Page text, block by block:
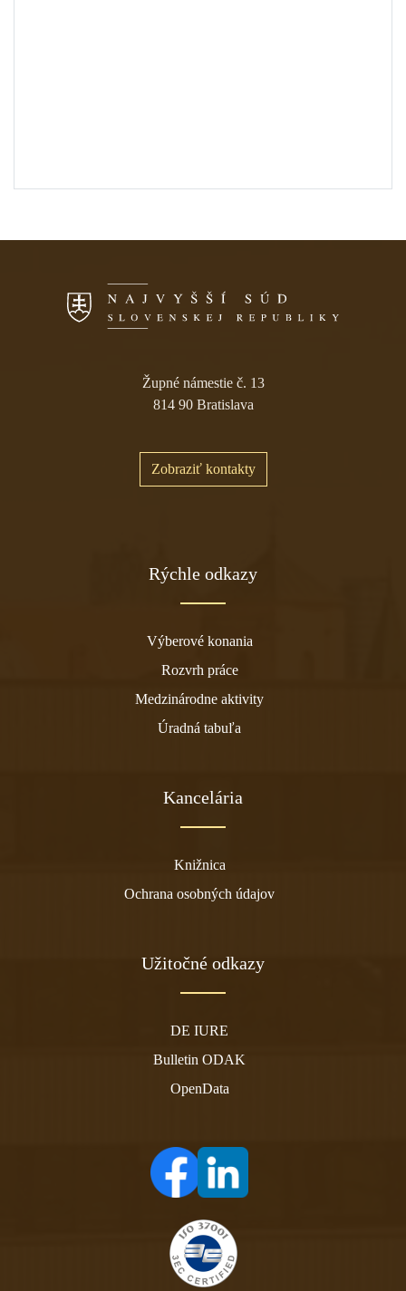
Župné námestie č. 13
814 90 Bratislava
Zobraziť kontakty
Rýchle odkazy
Výberové konania
Rozvrh práce
Medzinárodne aktivity
Úradná tabuľa
Kancelária
Knižnica
Ochrana osobných údajov
Užitočné odkazy
DE IURE
Bulletin ODAK
OpenData
(otvára sa v novom tabe)
(otvára sa v novom tabe)